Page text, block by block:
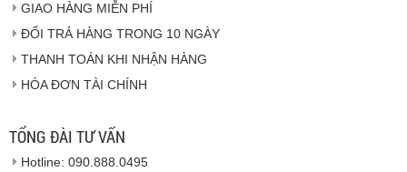
Hàng hóa được giao cho quý khách là hàng mới
100% nguyên đai nguyên kiện.
Vinhempich
độ bảo hành sản phẩm đối với nhà sản xuất hoặc
GIAO HÀNG MIỄN PHÍ
ĐỔI TRẢ HÀNG TRONG 10 NGÀY
THANH TOÁN KHI NHẬN HÀNG
HÓA ĐƠN TÀI CHÍNH
TỔNG ĐÀI TƯ VẤN
Hotline: 090.888.0495